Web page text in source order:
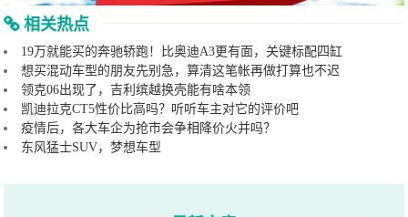
相关热点
19万就能买的奔驰轿跑！比奥迪A3更有面，关键标配四缸
想买混动车型的朋友先别急，算清这笔帐再做打算也不迟
领克06出现了，吉利缤越换壳能有啥本领
凯迪拉克CT5性价比高吗？听听车主对它的评价吧
疫情后，各大车企为抢市会争相降价火并吗？
东风猛士SUV，梦想车型